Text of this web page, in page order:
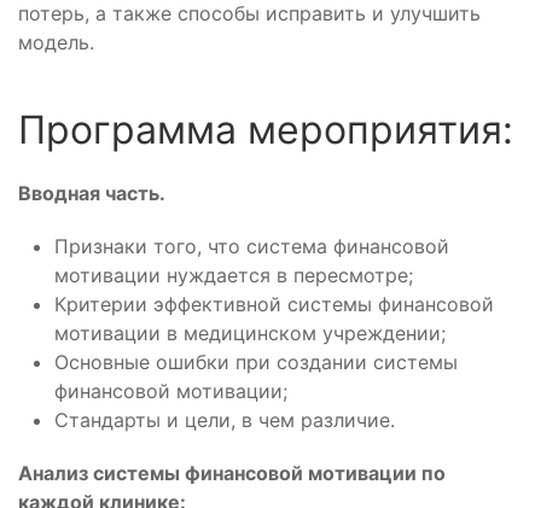
потерь, а также способы исправить и улучшить
модель.
Программа мероприятия:
Вводная часть.
Признаки того, что система финансовой
мотивации нуждается в пересмотре;
Критерии эффективной системы финансовой
мотивации в медицинском учреждении;
Основные ошибки при создании системы
финансовой мотивации;
Стандарты и цели, в чем различие.
Анализ системы финансовой мотивации по
каждой клинике: